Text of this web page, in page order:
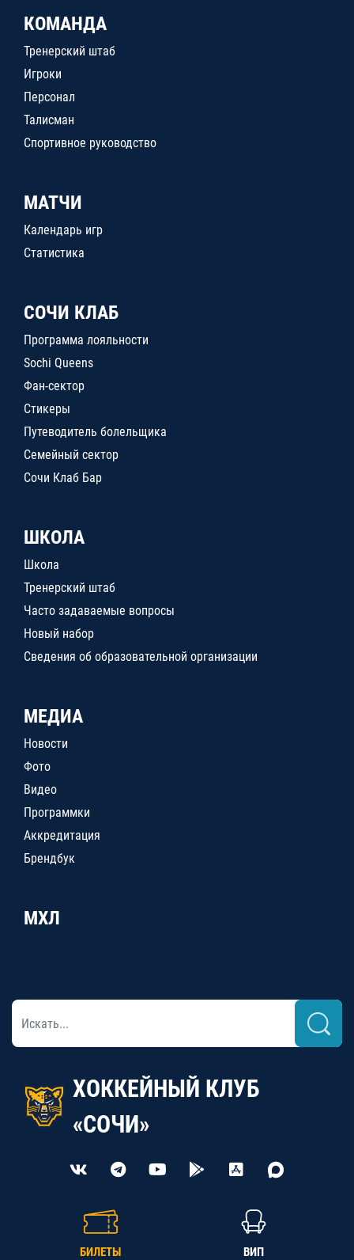
КОМАНДА
Тренерский штаб
Игроки
Персонал
Талисман
Спортивное руководство
МАТЧИ
Календарь игр
Статистика
СОЧИ КЛАБ
Программа лояльности
Sochi Queens
Фан-сектор
Стикеры
Путеводитель болельщика
Семейный сектор
Сочи Клаб Бар
ШКОЛА
Школа
Тренерский штаб
Часто задаваемые вопросы
Новый набор
Сведения об образовательной организации
МЕДИА
Новости
Фото
Видео
Программки
Аккредитация
Брендбук
МХЛ
ХОККЕЙНЫЙ КЛУБ
«СОЧИ»
БИЛЕТЫ ВИП